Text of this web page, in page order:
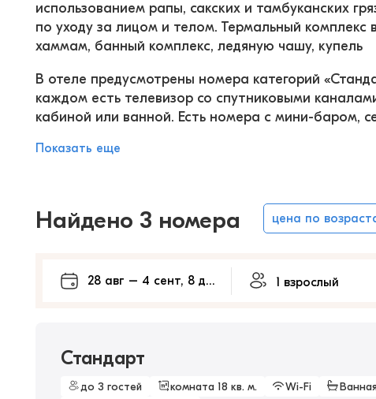
использованием рапы, сакских и тамбуканских
по уходу за лицом и телом. Термальный комплекс
хаммам, банный комплекс, ледяную чашу, купель
В отеле предусмотрены номера категорий
каждом есть телевизор со спутниковыми
кабиной или ванной. Есть номера с мини-баром,
Показать еще
Найдено 3 номера цена по
Стандарт
до 3 гостей комната 18 кв. м. Wi-Fi